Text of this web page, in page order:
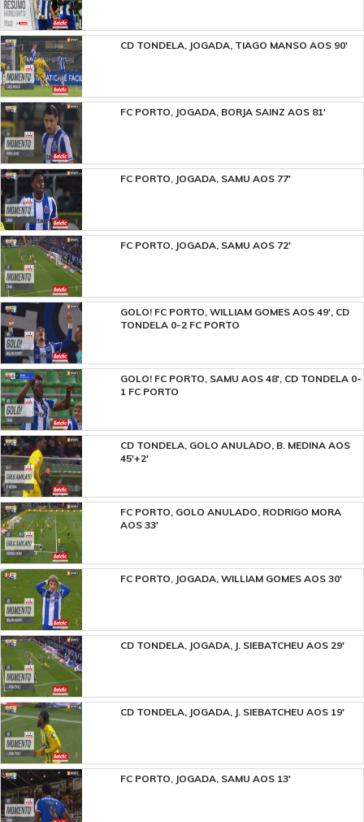
CD TONDELA, JOGADA, TIAGO MANSO AOS 90'
FC PORTO, JOGADA, BORJA SAINZ AOS 81'
FC PORTO, JOGADA, SAMU AOS 77'
FC PORTO, JOGADA, SAMU AOS 72'
GOLO! FC PORTO, WILLIAM GOMES AOS 49', CD
TONDELA 0-2 FC PORTO
GOLO! FC PORTO, SAMU AOS 48', CD TONDELA 0-
1 FC PORTO
CD TONDELA, GOLO ANULADO, B. MEDINA AOS
45'+2'
FC PORTO, GOLO ANULADO, RODRIGO MORA
AOS 33'
FC PORTO, JOGADA, WILLIAM GOMES AOS 30'
CD TONDELA, JOGADA, J. SIEBATCHEU AOS 29'
CD TONDELA, JOGADA, J. SIEBATCHEU AOS 19'
FC PORTO, JOGADA, SAMU AOS 13'